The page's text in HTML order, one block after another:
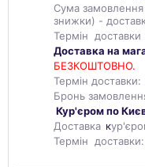
Сума замовлення
знижки) -
Термін доставки
Доставка на
БЕЗКОШТОВНО.
Термін доставки:
Бронь
Кур'єром по
Доставка к
Термін